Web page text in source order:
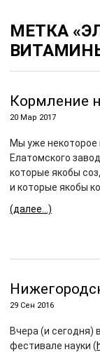
МЕТКА
Кормление
20 Мар 2017
Мы уже
Елатомского
которые якобы
и которые якобы
(далее…)
29 Сен 2016
Вчера (и сегодня)
фестивале науки (